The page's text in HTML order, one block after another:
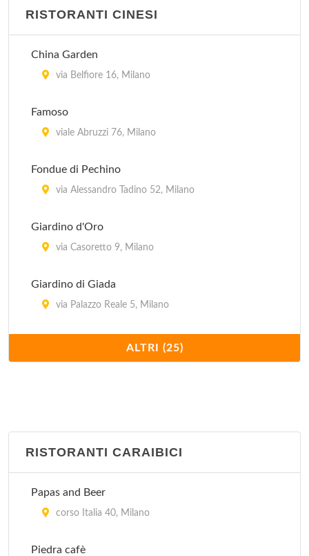
RISTORANTI CINESI
China Garden
via Belfiore 16, Milano
Famoso
viale Abruzzi 76, Milano
Fondue di Pechino
via Alessandro Tadino 52, Milano
Giardino d'Oro
via Casoretto 9, Milano
Giardino di Giada
via Palazzo Reale 5, Milano
via Giovanni Schiapparelli 5, Milano
Jubin
Kota Radja
ALTRI (25)
RISTORANTI CARAIBICI
Papas and Beer
corso Italia 40, Milano
Piedra cafè